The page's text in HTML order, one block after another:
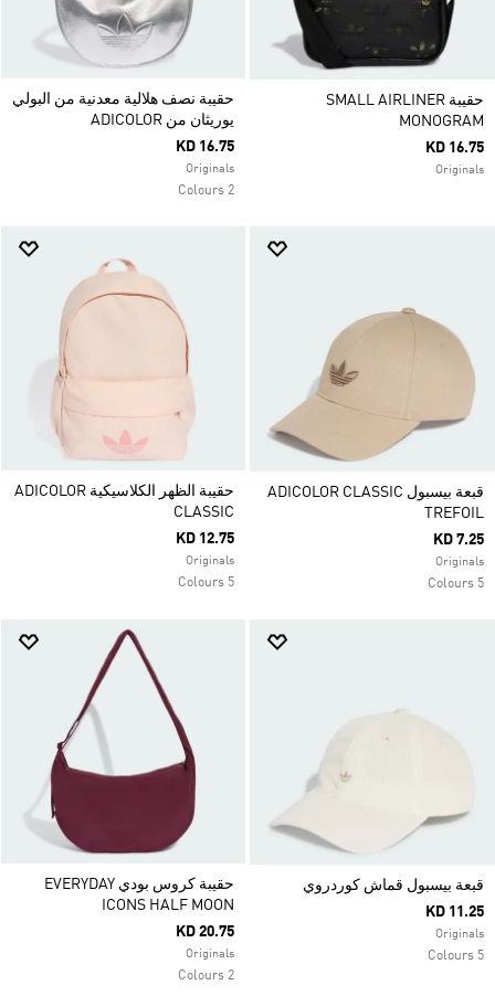
حقيبة SMALL AIRLINER
MONOGRAM
KD 16.75
Originals
حقيبة نصف هلالية معدنية من البولي
يوريثان من ADICOLOR
KD 16.75
Originals
2 Colours
قبعة بيسبول ADICOLOR CLASSIC
TREFOIL
KD 7.25
Originals
5 Colours
حقيبة الظهر الكلاسيكية ADICOLOR
CLASSIC
KD 12.75
Originals
5 Colours
قبعة بيسبول قماش كوردروي
KD 11.25
Originals
5 Colours
حقيبة كروس بودي EVERYDAY
ICONS HALF MOON
KD 20.75
Originals
2 Colours